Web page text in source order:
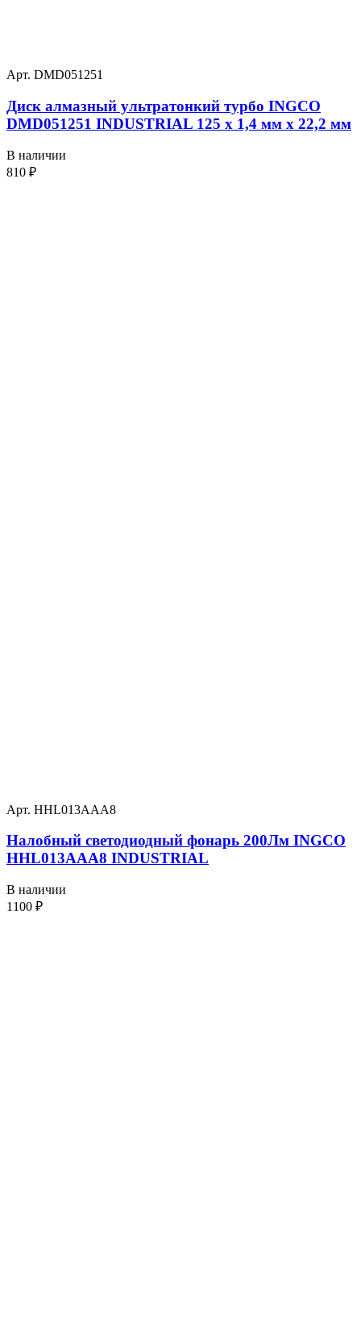
Арт. DMD051251
Диск алмазный ультратонкий турбо INGCO
DMD051251 INDUSTRIAL 125 х 1,4 мм x 22,2 мм
В наличии
810 ₽
Арт. HHL013AAA8
Налобный светодиодный фонарь 200Лм INGCO
HHL013AAA8 INDUSTRIAL
В наличии
1100 ₽